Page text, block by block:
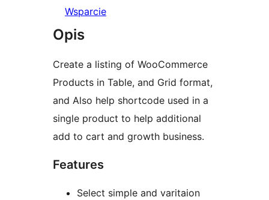
Wsparcie
Opis
Create a listing of WooCommerce
Products in Table, and Grid format,
and Also help shortcode used in a
single product to help additional
add to cart and growth business.
Features
Select simple and varitaion